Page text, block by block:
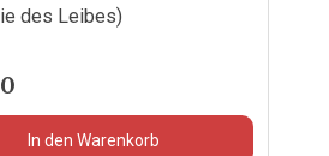
des Leibes)
In den Warenkorb